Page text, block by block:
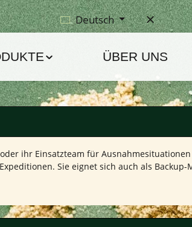
Deutsch
ÜBER UNS
ihr Einsatzteam für
Sie eignet sich auch als